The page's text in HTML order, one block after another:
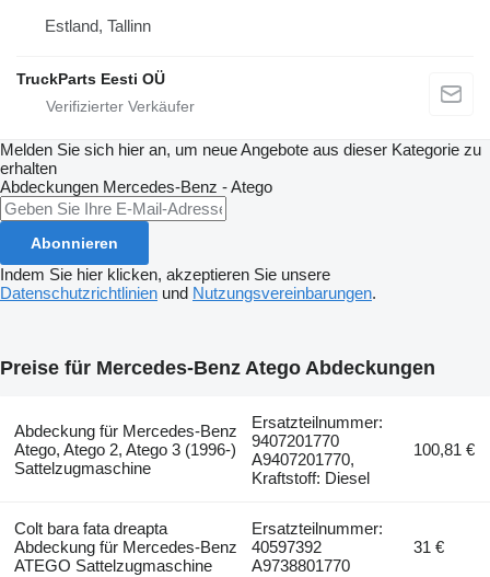
Estland, Tallinn
TruckParts Eesti OÜ
Melden Sie sich hier an, um neue Angebote aus dieser Kategorie zu
erhalten
Abdeckungen Mercedes-Benz - Atego
Abonnieren
Indem Sie hier klicken, akzeptieren Sie unsere
Datenschutzrichtlinien und Nutzungsvereinbarungen.
Preise für Mercedes-Benz Atego Abdeckungen
Abdeckung für Mercedes-Benz
Atego, Atego 2, Atego 3 (1996-)
Sattelzugmaschine
Ersatzteilnummer:
9407201770
A9407201770,
Kraftstoff: Diesel
100,81 €
Colt bara fata dreapta
Abdeckung für Mercedes-Benz
ATEGO Sattelzugmaschine
Ersatzteilnummer:
40597392
A9738801770
31 €